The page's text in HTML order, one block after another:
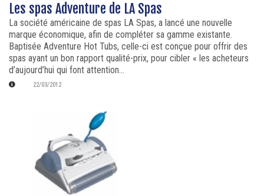
Les spas Adventure de LA Spas
La société américaine de spas LA Spas, a lancé une nouvelle
marque économique, afin de compléter sa gamme existante.
Baptisée Adventure Hot Tubs, celle-ci est conçue pour offrir des
spas ayant un bon rapport qualité-prix, pour cibler « les acheteurs
d’aujourd’hui qui font attention...
22/03/2012